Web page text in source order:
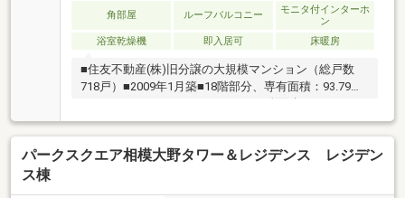
ンターホン、ウォークインクローゼット等■自走式駐
車場で安心快適なカーライフ。■24時間ゴミ出し可
能。
角部屋 ルーフバルコニー
モニタ付インターホ
ン
浴室乾燥機
即入居可 床暖房
■住友不動産(株)旧分譲の大規模マンション（総戸数
718戸）■2009年1月築■18階部分、専有面積：93.79㎡
■ルーフバルコニーとバルコニーの総面積：56.69㎡■
南東・北東の角部屋■自走式駐車場（設置率100％。月
額使用料：2000～11000円）■24時間ゴミ出し可■トラ
ンクルーム付（面積：1.61㎡。使用料無償）■ペット飼
パークスクエア相模大野タワー＆レジデンス レジデン
ス棟